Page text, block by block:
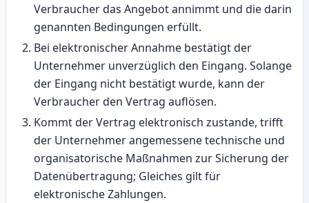
Verbraucher das Angebot annimmt und die darin
genannten Bedingungen erfüllt.
Bei elektronischer Annahme bestätigt der
Unternehmer unverzüglich den Eingang. Solange
der Eingang nicht bestätigt wurde, kann der
Verbraucher den Vertrag auflösen.
Kommt der Vertrag elektronisch zustande, trifft
der Unternehmer angemessene technische und
organisatorische Maßnahmen zur Sicherung der
Datenübertragung; Gleiches gilt für
elektronische Zahlungen.